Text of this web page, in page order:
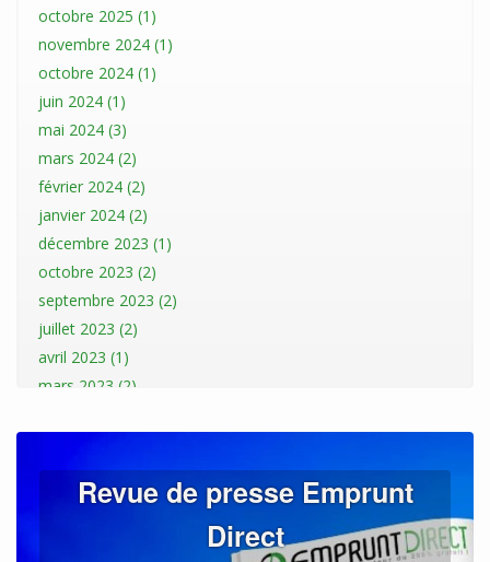
octobre 2025 (1)
novembre 2024 (1)
octobre 2024 (1)
juin 2024 (1)
mai 2024 (3)
mars 2024 (2)
février 2024 (2)
janvier 2024 (2)
décembre 2023 (1)
octobre 2023 (2)
septembre 2023 (2)
juillet 2023 (2)
avril 2023 (1)
mars 2023 (2)
novembre 2022 (1)
octobre 2022 (3)
Revue de presse Emprunt
Direct